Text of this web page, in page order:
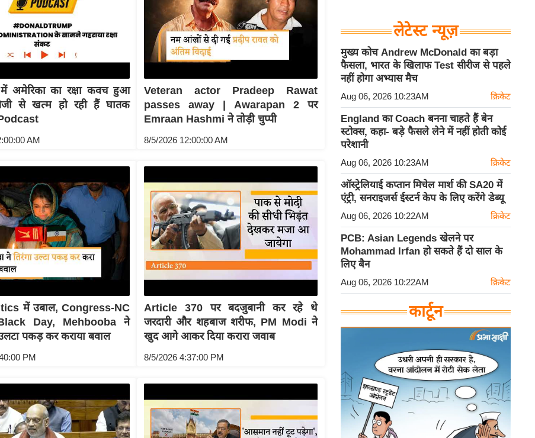
अमेरिका का रक्षा कवच हुआ
से खत्म हो रही हैं घातक
AM
Veteran actor Pradeep Rawat
passes away | Awarapan 2 पर
Emraan Hashmi ने तोड़ी चुप्पी
8/5/2026 12:00:00 AM
में उबाल, Congress-NC
Day, Mehbooba ने
पकड़ कर कराया बवाल
PM
Article 370 पर बदजुबानी कर रहे थे
जरदारी और शहबाज शरीफ, PM Modi ने
खुद आगे आकर दिया करारा जवाब
8/5/2026 4:37:00 PM
लेटेस्ट न्यूज़
मुख्य कोच Andrew McDonald का बड़ा
फैसला, भारत के खिलाफ Test सीरीज से पहले
नहीं होगा अभ्यास मैच
Aug 06, 2026 10:23AM क्रिकेट
England का Coach बनना चाहते हैं बेन
स्टोक्स, कहा- बड़े फैसले लेने में नहीं होती कोई
परेशानी
Aug 06, 2026 10:23AM क्रिकेट
ऑस्ट्रेलियाई कप्तान मिचेल मार्श की SA20 में
एंट्री, सनराइजर्स ईस्टर्न केप के लिए करेंगे डेब्यू
Aug 06, 2026 10:22AM क्रिकेट
PCB: Asian Legends खेलने पर
Mohammad Irfan हो सकते हैं दो साल के
लिए बैन
Aug 06, 2026 10:22AM क्रिकेट
कार्टून